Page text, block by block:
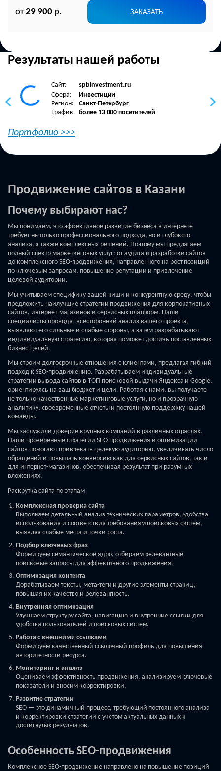
от29 900 р. ЗАКАЗАТЬ
Результаты нашей работы
Сайт: spbinvestment •ru
Сфера:
Инвестиции
Регион:
Санкт-Петербург
Трафик: более 13 000 посетителей
Портфолио >>>
Продвижение сайтов в Казани
Почему выбирают нас?
Мы понимаем, что эффективное развитие бизнеса в интернете
требует не только профессионального подхода, но и глубокого
анализа, а также комплексных решений. Поэтому мы предлагаем
полный спектр маркетинговых услуг: от аудита и разработки сайтов
до комплексного SEO-продвижения, направленного на рост позиций
по ключевым запросам, повышение репутации и привлечение
целевой аудитории.
Мы учитываем специфику вашей ниши и конкурентную среду, чтобы
предложить наилучшие стратегии продвижения для корпоративных
сайтов, интернет-магазинов и сервисных платформ. Наши
специалисты проводят всесторонний анализ вашего проекта,
выявляют его сильные и слабые стороны, а затем разрабатывают
индивидуальную стратегию, которая поможет достичь поставленных
бизнес-целей.
Мы строим долгосрочные отношения с клиентами, предлагая гибкий
подход к SEO-продвижению. Разрабатываем индивидуальные
стратегии вывода сайтов в ТОП поисковой выдачи Яндекса и Google,
ориентируясь на ваш бюджет и цели. Работая с нами, вы получаете
не только качественные маркетинговые услуги, но и прозрачную
аналитику, своевременные отчеты и постоянную поддержку нашей
команды.
Мы заслужили доверие крупных компаний в различных отраслях.
Наши проверенные стратегии SEO-продвижения и оптимизации
сайтов помогают привлекать целевую аудиторию, увеличивать число
обращений и повышать конверсию как для сервисных сайтов, так и
для интернет-магазинов, обеспечивая результат при разумных
вложениях.
Раскрутка сайта по этапам
Комплексная проверка сайта
Выполняем детальный анализ технических параметров, удобства
использования и соответствия требованиям поисковых систем,
выявляя слабые места и точки роста.
Подбор ключевых фраз
Формируем семантическое ядро, отбираем релевантные
поисковые запросы для эффективного продвижения.
Оптимизация контента
Дорабатываем тексты, мета-теги и другие элементы страниц,
повышая их качество и релевантность.
Внутренняя оптимизация
Улучшаем структуру сайта, навигацию и внутренние ссылки для
удобства пользователей и поисковых систем.
Работа с внешними ссылками
Формируем качественный ссылочный профиль для повышения
авторитетности ресурса.
Мониторинг и анализ
Оцениваем эффективность продвижения, анализируем ключевые
показатели и вносим корректировки.
Развитие стратегии
SEO — это динамичный процесс, требующий постоянного анализа
и корректировки стратегии с учетом актуальных данных и
достигнутых результатов.
Особенность SEO-продвижения
Комплексное SEO-продвижение направлено на повышение позиций